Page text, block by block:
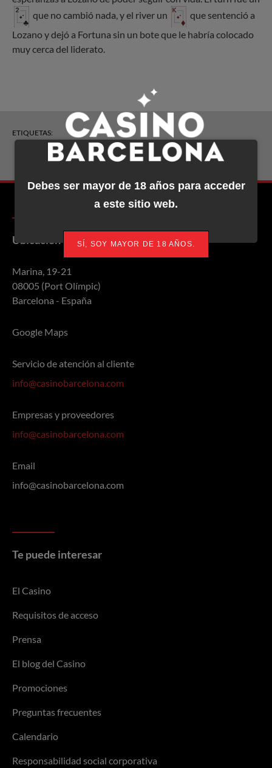
que no cambió nada, y el river un
que sentenció a
Lozano y dejó a Fortuna sin un bote que le habría colocado
muy cerca del liderato.
ETIQUETAS:
Torneos y crónicas
Ubicación y contacto
Marina, 19-21
08005 (Port Olímpic)
Barcelona - España
Google Maps
Servicio de atención al cliente
info@casinobarcelona.com
Empresas y proveedores
info@casinobarcelona.com
Email
info@casinobarcelona.com
Te puede interesar
El Casino
Requisitos de acceso
Prensa
El blog del Casino
Promociones
Preguntas frecuentes
Calendario
Responsabilidad social corporativa
Debes ser mayor de 18 años para acceder
a este sitio web.
SÍ, SOY MAYOR DE 18 AÑOS.